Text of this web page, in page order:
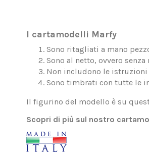
I cartamodelli Marfy
Sono ritagliati a mano
Sono al netto, ovvero
Non includono le istruzioni
Sono timbrati con tutte le
Il figurino del modello è su
Scopri di più sul nostro